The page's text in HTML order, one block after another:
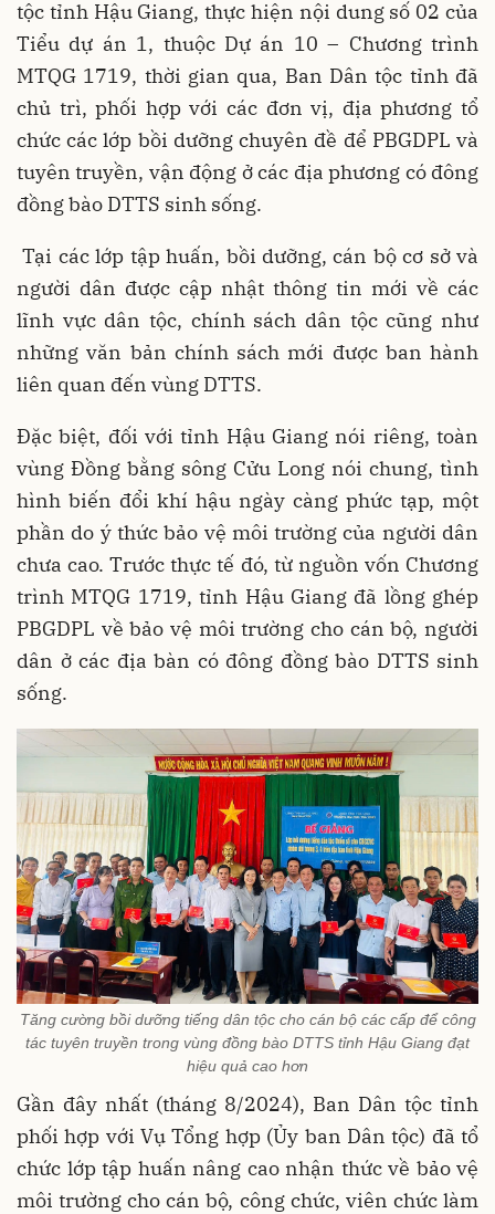
tộc tỉnh Hậu Giang, thực hiện nội dung số 02 của
Tiểu dự án 1, thuộc Dự án 10 – Chương trình
MTQG 1719, thời gian qua, Ban Dân tộc tỉnh đã
chủ trì, phối hợp với các đơn vị, địa phương tổ
chức các lớp bồi dưỡng chuyên đề để PBGDPL và
tuyên truyền, vận động ở các địa phương có đông
đồng bào DTTS sinh sống.
Tại các lớp tập huấn, bồi dưỡng, cán bộ cơ sở và
người dân được cập nhật thông tin mới về các
lĩnh vực dân tộc, chính sách dân tộc cũng như
những văn bản chính sách mới được ban hành
liên quan đến vùng DTTS.
Đặc biệt, đối với tỉnh Hậu Giang nói riêng, toàn
vùng Đồng bằng sông Cửu Long nói chung, tình
hình biến đổi khí hậu ngày càng phức tạp, một
phần do ý thức bảo vệ môi trường của người dân
chưa cao. Trước thực tế đó, từ nguồn vốn Chương
trình MTQG 1719, tỉnh Hậu Giang đã lồng ghép
PBGDPL về bảo vệ môi trường cho cán bộ, người
dân ở các địa bàn có đông đồng bào DTTS sinh
sống.
Tăng cường bồi dưỡng tiếng dân tộc cho cán bộ các cấp để công
tác tuyên truyền trong vùng đồng bào DTTS tỉnh Hậu Giang đạt
hiệu quả cao hơn
Gần đây nhất (tháng 8/2024), Ban Dân tộc tỉnh
phối hợp với Vụ Tổng hợp (Ủy ban Dân tộc) đã tổ
chức lớp tập huấn nâng cao nhận thức về bảo vệ
môi trường cho cán bộ, công chức, viên chức làm